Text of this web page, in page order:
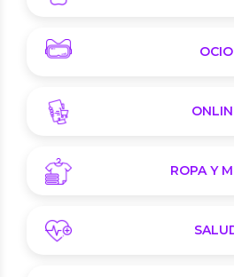
OCIO
ROPA Y